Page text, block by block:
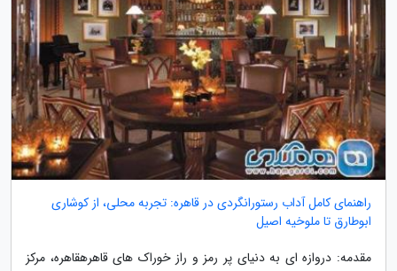
راهنمای کامل آداب رستورانگردی در قاهره: تجربه محلی، از کوشاری
ابوطارق تا ملوخیه اصیل
مقدمه: دروازه ای به دنیای پر رمز و راز خوراک های قاهرهقاهره، مرکز